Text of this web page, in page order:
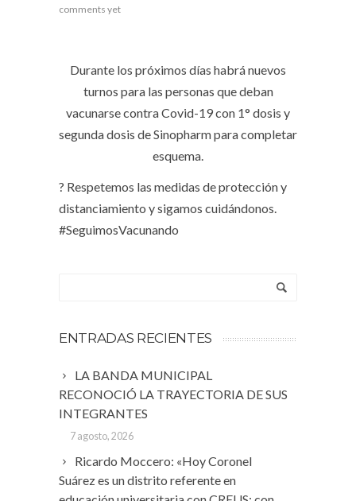
comments yet
Durante los próximos días habrá nuevos
turnos para las personas que deban
vacunarse contra Covid-19 con 1° dosis y
segunda dosis de Sinopharm para completar
esquema.
? Respetemos las medidas de protección y
distanciamiento y sigamos cuidándonos.⠀
#SeguimosVacunando
ENTRADAS RECIENTES
LA BANDA MUNICIPAL
RECONOCIÓ LA TRAYECTORIA DE SUS
INTEGRANTES
7 agosto, 2026
Ricardo Moccero: «Hoy Coronel
Suárez es un distrito referente en